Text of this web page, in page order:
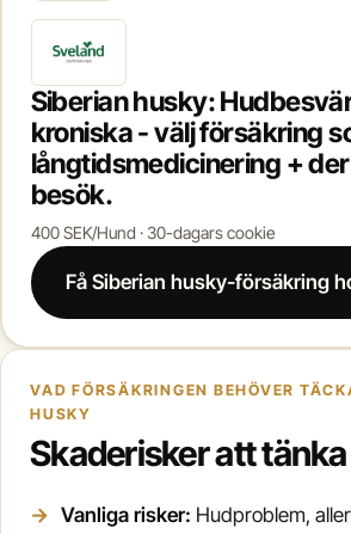
Siberian husky:
kroniska - välj försäkring
långtidsmedicinering +
besök.
400 SEK/Hund · 30-dagars cookie
Få Siberian husky-försäkring
VAD FÖRSÄKRINGEN BEHÖVER
HUSKY
Skaderisker att
Vanliga risker: Hudproblem,